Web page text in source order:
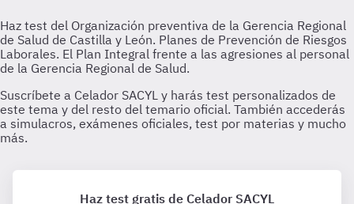
Haz test gratis de Celador SACYL